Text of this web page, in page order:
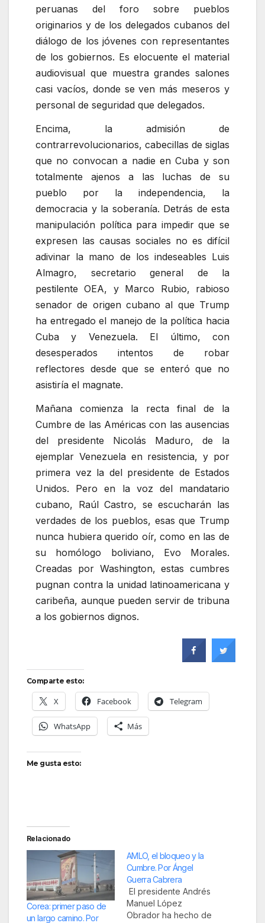
peruanas del foro sobre pueblos
originarios y de los delegados cubanos del
diálogo de los jóvenes con representantes
de los gobiernos. Es elocuente el material
audiovisual que muestra grandes salones
casi vacíos, donde se ven más meseros y
personal de seguridad que delegados.
Encima, la admisión de
contrarrevolucionarios, cabecillas de siglas
que no convocan a nadie en Cuba y son
totalmente ajenos a las luchas de su
pueblo por la independencia, la
democracia y la soberanía. Detrás de esta
manipulación política para impedir que se
expresen las causas sociales no es difícil
adivinar la mano de los indeseables Luis
Almagro, secretario general de la
pestilente OEA, y Marco Rubio, rabioso
senador de origen cubano al que Trump
ha entregado el manejo de la política hacia
Cuba y Venezuela. El último, con
desesperados intentos de robar
reflectores desde que se enteró que no
asistiría el magnate.
Mañana comienza la recta final de la
Cumbre de las Américas con las ausencias
del presidente Nicolás Maduro, de la
ejemplar Venezuela en resistencia, y por
primera vez la del presidente de Estados
Unidos. Pero en la voz del mandatario
cubano, Raúl Castro, se escucharán las
verdades de los pueblos, esas que Trump
nunca hubiera querido oír, como en las de
su homólogo boliviano, Evo Morales.
Creadas por Washington, estas cumbres
pugnan contra la unidad latinoamericana y
caribeña, aunque pueden servir de tribuna
a los gobiernos dignos.
Comparte esto:
X Facebook Telegram
WhatsApp Más
Me gusta esto:
Relacionado
Corea: primer paso de
un largo camino. Por
AMLO, el bloqueo y la
Cumbre. Por Ángel
Guerra Cabrera
El presidente Andrés
Manuel López
Obrador ha hecho de